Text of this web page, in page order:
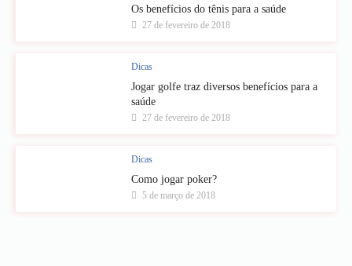
Os benefícios do tênis para a saúde
27 de fevereiro de 2018
Dicas
Jogar golfe traz diversos benefícios para a
saúde
27 de fevereiro de 2018
Dicas
Como jogar poker?
5 de março de 2018